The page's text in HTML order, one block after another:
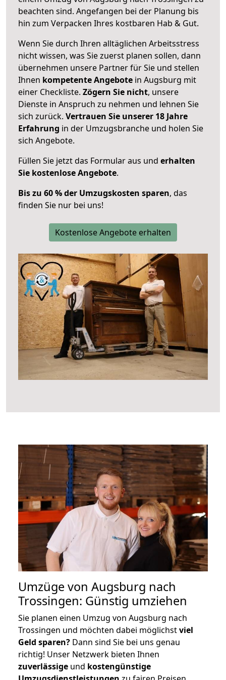
beachten sind. Angefangen bei der Planung bis
hin zum Verpacken Ihres kostbaren Hab & Gut.
Wenn Sie durch Ihren alltäglichen Arbeitsstress
nicht wissen, was Sie zuerst planen sollen, dann
übernehmen unsere Partner für Sie und stellen
Ihnen kompetente Angebote in Augsburg mit
einer Checkliste. Zögern Sie nicht, unsere
Dienste in Anspruch zu nehmen und lehnen Sie
sich zurück. Vertrauen Sie unserer 18 Jahre
Erfahrung in der Umzugsbranche und holen Sie
sich Angebote.
Füllen Sie jetzt das Formular aus und erhalten
Sie kostenlose Angebote.
Bis zu 60 % der Umzugskosten sparen, das
finden Sie nur bei uns!
Kostenlose Angebote erhalten
Umzüge von Augsburg nach
Trossingen: Günstig umziehen
Sie planen einen Umzug von Augsburg nach
Trossingen und möchten dabei möglichstviel
Geld sparen? Dann sind Sie bei uns genau
richtig! Unser Netzwerk bieten Ihnen
zuverlässige und kostengünstige